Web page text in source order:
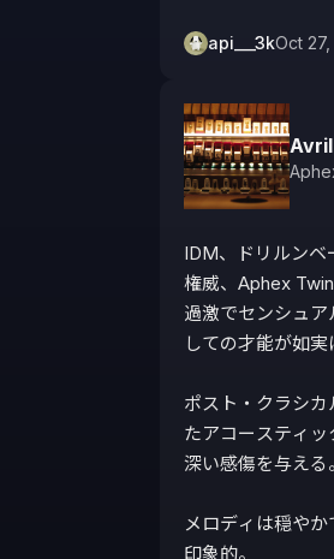
api___3kOct
IDM、ドリルンベ
権威、Aphex
過激でセンシュ
しての才能が如実
ポスト・クラシ
たアコースティ
深い感傷を与える。
メロディは穏や
印象的。